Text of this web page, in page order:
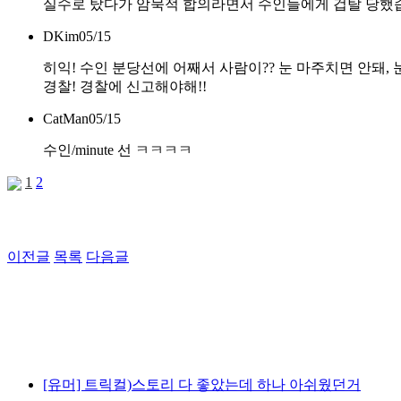
실수로 탔다가 암묵적 합의라면서 수인들에게 겁탈 당했
DKim05/15
히익! 수인 분당선에 어째서 사람이?? 눈 마주치면 안돼,
경찰! 경찰에 신고해야해!!
CatMan05/15
수인/minute 선 ㅋㅋㅋㅋ
1 2
이전글 목록 다음글
[유머] 트릭컬)스토리 다 좋았는데 하나 아쉬웠던거